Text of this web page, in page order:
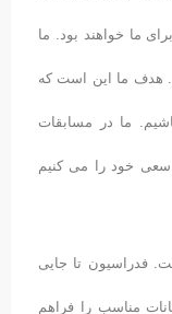
ما خواهند بود. ما
هدف ما این است که
ما در مسابقات
خود را می کنیم
فدراسیون تا جایی
مناسب را فراهم